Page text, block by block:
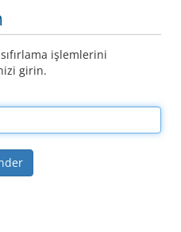
işlemlerini
girin.